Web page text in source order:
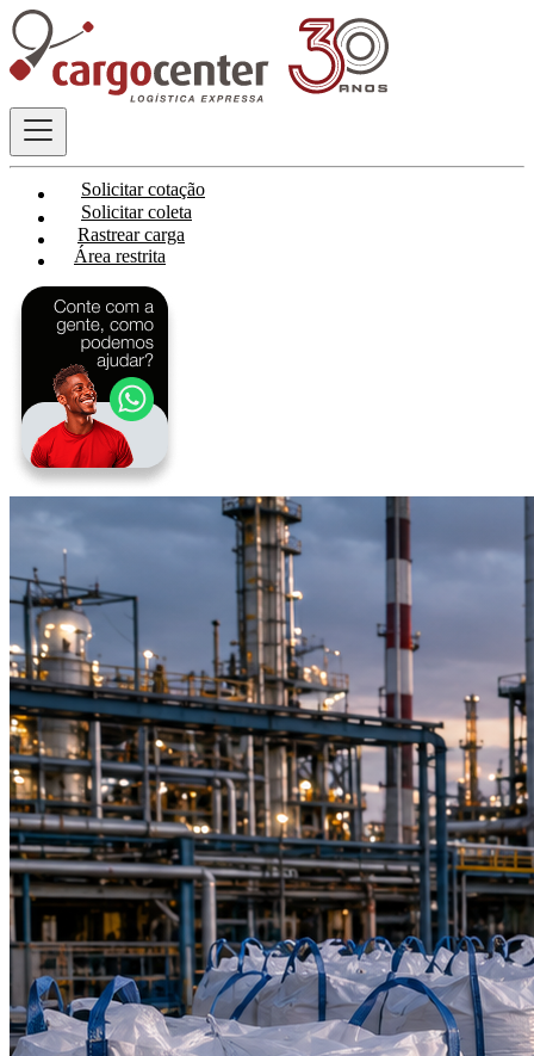
Solicitar cotação
Solicitar coleta
Rastrear carga
Área restrita